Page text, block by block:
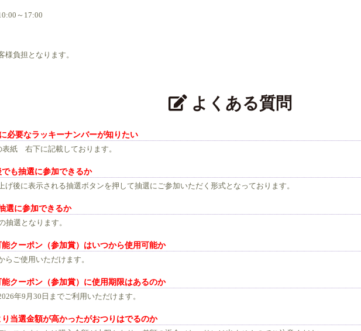
～17:00
負担となります。
よくある質問
必要なラッキーナンバーが知りたい
表紙 右下に記載しております。
も抽選に参加できるか
げ後に表示される抽選ボタンを押して抽選にご参加いただく形式となっております。
選に参加できるか
抽選となります。
クーポン（参加賞）はいつから使用可能か
らご使用いただけます。
クーポン（参加賞）に使用期限はあるのか
年9月30日までご利用いただけます。
当選金額が高かったがおつりはでるのか